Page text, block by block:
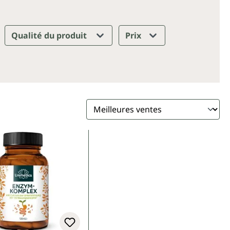
Qualité du produit Prix